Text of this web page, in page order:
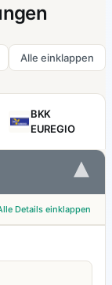
Alle einklappen
BKK
EUREGIO
▾
Details einklappen